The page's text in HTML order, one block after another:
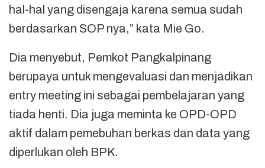
hal-hal yang disengaja karena semua sudah
berdasarkan SOP nya,” kata Mie Go.
Dia menyebut, Pemkot Pangkalpinang
berupaya untuk mengevaluasi dan menjadikan
entry meeting ini sebagai pembelajaran yang
tiada henti. Dia juga meminta ke OPD-OPD
aktif dalam pemebuhan berkas dan data yang
diperlukan oleh BPK.